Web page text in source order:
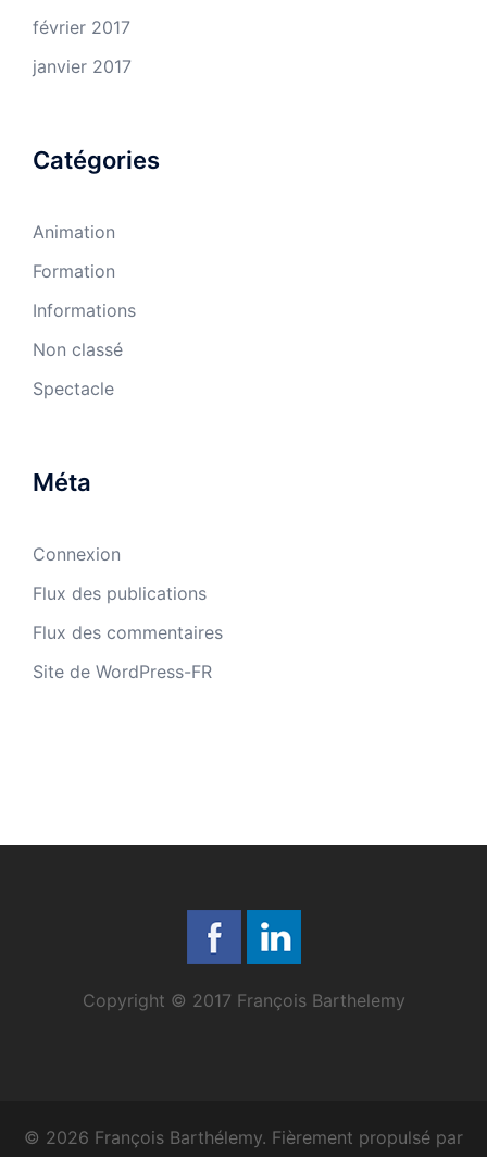
février 2017
janvier 2017
Catégories
Animation
Formation
Informations
Non classé
Spectacle
Méta
Connexion
Flux des publications
Flux des commentaires
Site de WordPress-FR
Copyright © 2017 François Barthelemy
© 2026 François Barthélemy. Fièrement propulsé par